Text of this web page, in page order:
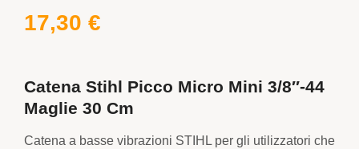
17,30 €
Catena Stihl Picco Micro Mini 3/8″-44
Maglie 30 Cm
Catena a basse vibrazioni STIHL per gli utilizzatori che